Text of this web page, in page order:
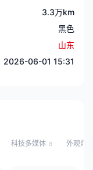
3.3万km
黑色
山东
2026-06-01 15:31
科技多媒体 8 外观灯